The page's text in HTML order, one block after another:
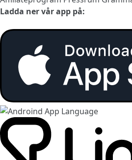
Ladda ner vår app på: